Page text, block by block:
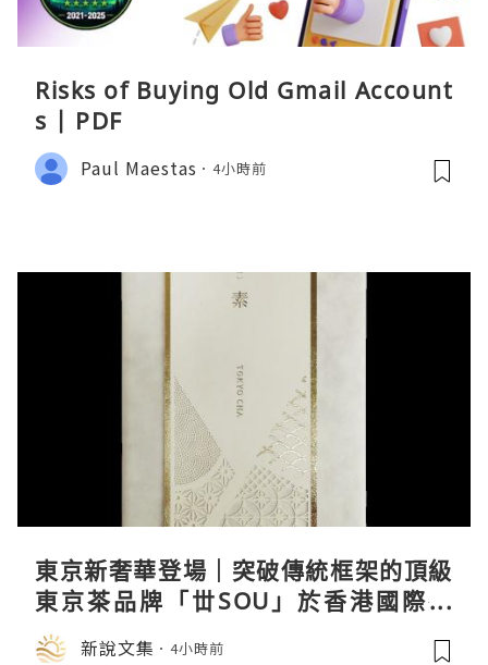
Risks of Buying Old Gmail Account
s | PDF
Paul Maestas 4小時前
東京新奢華登場｜突破傳統框架的頂級
東京茶品牌「丗SOU」於香港國際茶
展首度亮相
新說文集 4小時前